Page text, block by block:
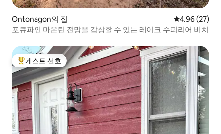
Ontonagon의 집 평점 4.96점(5
4.96 (27)
포큐파인 마운틴 전망을 감상할 수 있는 레이크 수피리어 비치
상위 게스트 선호
게스트 선호